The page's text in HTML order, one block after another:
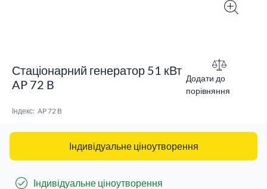
Стаціонарний генератор 51 кВт
AP 72 B
Додати до
порівняння
Індекс: AP 72 B
Індивідуальне ціноутворення
Індивідуальне ціноутворення